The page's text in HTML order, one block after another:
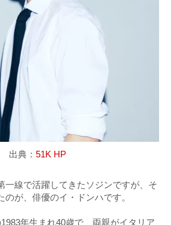
出典： 51K HP
一線で活躍してきたソジンですが、そ
のが、俳優のイ・ドンハです。
年生まれ40歳で、両親がイタリア